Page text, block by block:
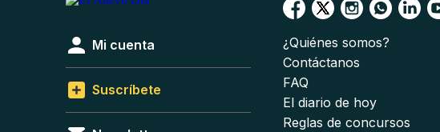
Mi cuenta
Suscríbete
¿Quiénes somos?
Contáctanos
FAQ
El diario de hoy
Reglas de concursos